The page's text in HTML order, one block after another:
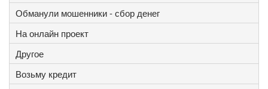
Обманули мошенники - сбор денег
На онлайн проект
Другое
Возьму кредит